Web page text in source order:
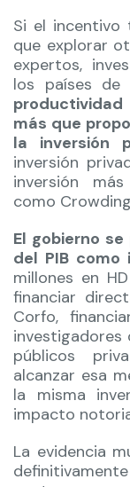
Si el incentivo
que explorar
expertos,
los países de
más que
la inversión
inversión
inversión
como
El gobierno
del PIB como
millones en
financiar
Corfo,
investigadores
públicos
alcanzar esa
la misma
impacto
La evidencia